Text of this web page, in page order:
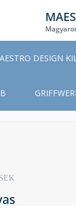
DESIGN